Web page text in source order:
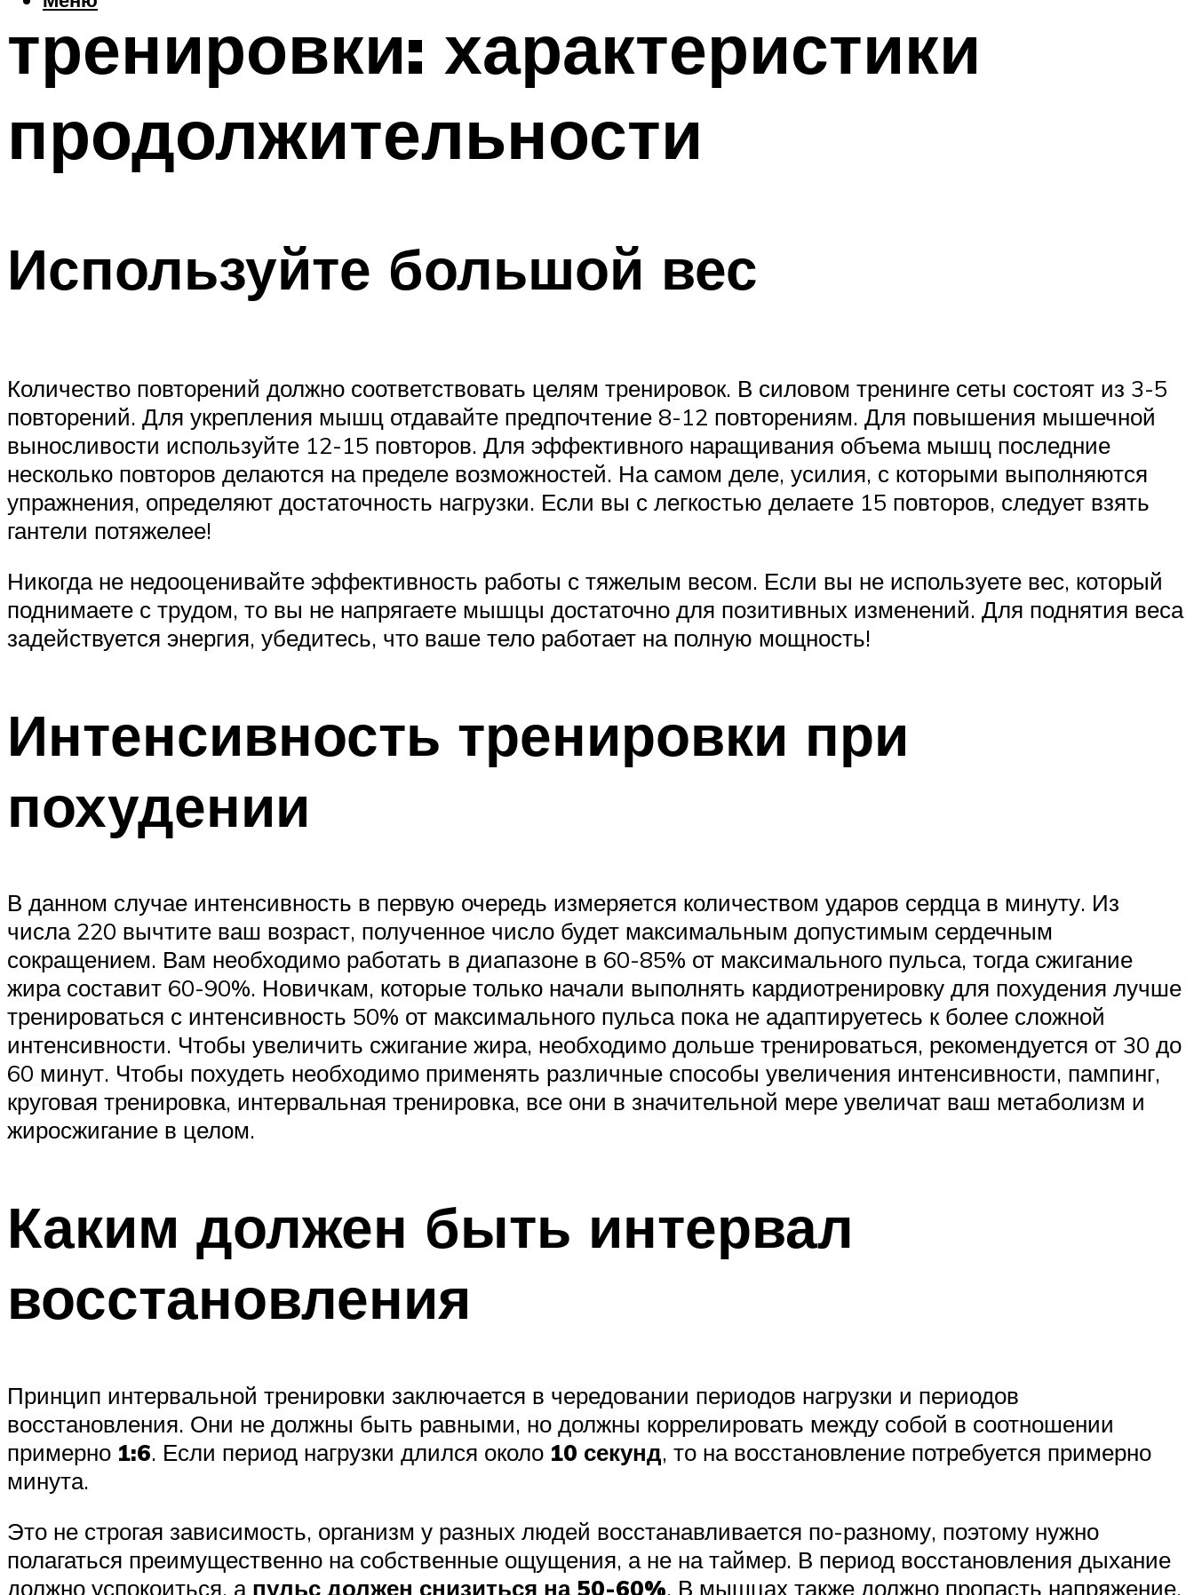
тренировки: характеристики
продолжительности
Используйте большой вес
Количество повторений должно соответствовать целям тренировок. В силовом тренинге сеты состоят из 3-5
повторений. Для укрепления мышц отдавайте предпочтение 8-12 повторениям. Для повышения мышечной
выносливости используйте 12-15 повторов. Для эффективного наращивания объема мышц последние
несколько повторов делаются на пределе возможностей. На самом деле, усилия, с которыми выполняются
упражнения, определяют достаточность нагрузки. Если вы с легкостью делаете 15 повторов, следует взять
гантели потяжелее!
Никогда не недооценивайте эффективность работы с тяжелым весом. Если вы не используете вес, который
поднимаете с трудом, то вы не напрягаете мышцы достаточно для позитивных изменений. Для поднятия веса
задействуется энергия, убедитесь, что ваше тело работает на полную мощность!
Интенсивность тренировки при
похудении
В данном случае интенсивность в первую очередь измеряется количеством ударов сердца в минуту. Из
числа 220 вычтите ваш возраст, полученное число будет максимальным допустимым сердечным
сокращением. Вам необходимо работать в диапазоне в 60-85% от максимального пульса, тогда сжигание
жира составит 60-90%. Новичкам, которые только начали выполнять кардиотренировку для похудения лучше
тренироваться с интенсивность 50% от максимального пульса пока не адаптируетесь к более сложной
интенсивности. Чтобы увеличить сжигание жира, необходимо дольше тренироваться, рекомендуется от 30 до
60 минут. Чтобы похудеть необходимо применять различные способы увеличения интенсивности, пампинг,
круговая тренировка, интервальная тренировка, все они в значительной мере увеличат ваш метаболизм и
жиросжигание в целом.
Каким должен быть интервал
восстановления
Принцип интервальной тренировки заключается в чередовании периодов нагрузки и периодов
восстановления. Они не должны быть равными, но должны коррелировать между собой в соотношении
примерно 1:6. Если период нагрузки длился около 10 секунд, то на восстановление потребуется примерно
минута.
Это не строгая зависимость, организм у разных людей восстанавливается по-разному, поэтому нужно
полагаться преимущественно на собственные ощущения, а не на таймер. В период восстановления дыхание
должно успокоиться, а пульс должен снизиться на 50-60%. В мышцах также должно пропасть напряжение,